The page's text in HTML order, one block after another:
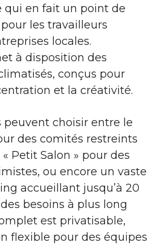
qui en fait un point de
les travailleurs
locales.
à disposition des
conçus pour
et la créativité.
peuvent choisir entre le
des comités restreints
Petit Salon » pour des
ou encore un vaste
accueillant jusqu’à 20
besoins à plus long
est privatisable,
flexible pour des équipes